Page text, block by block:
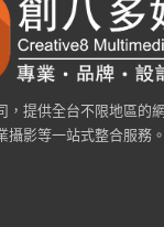
，提供全台不限地區的
攝影等一站式整合服務。